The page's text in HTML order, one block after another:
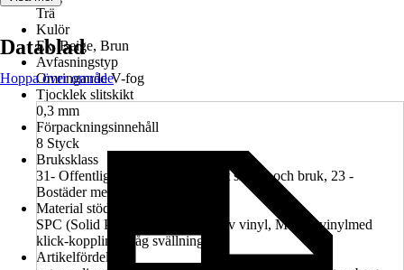
Trä
Kulör
Ek, Beige, Brun
Avfasningstyp
Omringande V-fog
Tjocklek slitskikt
0,3 mm
Förpackningsinnehåll
8 Styck
Bruksklass
31- Offentliga utrymmen med lågt slitage och bruk, 23 -
Bostäder med hög nyttjandegrad
Material stödplatta
SPC (Solid Polymer Core), Massiv vinyl, Massiv vinylmed
klick-koppling, Låg svällning
Artikelfördel
Datablad
Hoppa över område